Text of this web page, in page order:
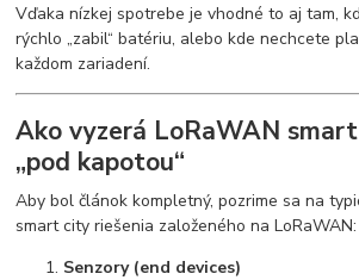
Vďaka nízkej spotrebe je vhodné to aj tam,
rýchlo „zabil“ batériu, alebo kde nechcete
každom zariadení.
Ako vyzerá LoRaWAN
„pod kapotou“
Aby bol článok kompletný, pozrime sa na
smart city riešenia založeného na LoRaWAN:
Senzory (end devices)